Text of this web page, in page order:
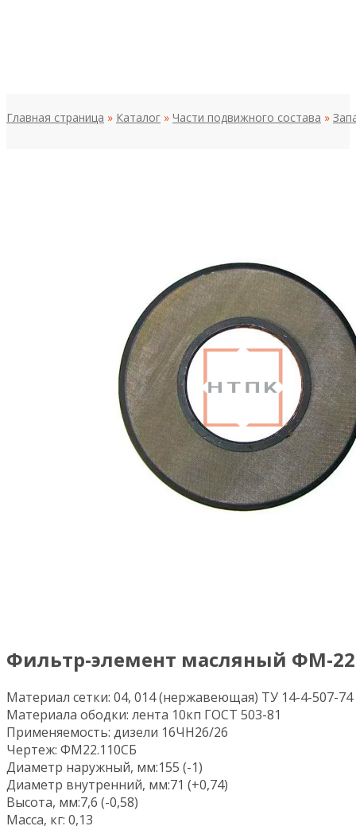
Главная страница » Каталог » Части подвижного состава »
Фильтр-элемент масляный ФМ-
Материал сетки: 04, 014 (нержавеющая) ТУ 14-4-507-74
Материала ободки: лента 10кп ГОСТ 503-81
Применяемость: дизели 16ЧН26/26
Чертеж: ФМ22.110СБ
Диаметр наружный, мм:155 (-1)
Диаметр внутренний, мм:71 (+0,74)
Высота, мм:7,6 (-0,58)
Масса, кг: 0,13